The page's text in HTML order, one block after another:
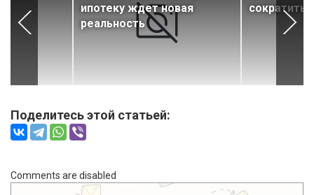
ипотеку ждет новая
реальность
Поделитесь этой статьей:
Comments are disabled